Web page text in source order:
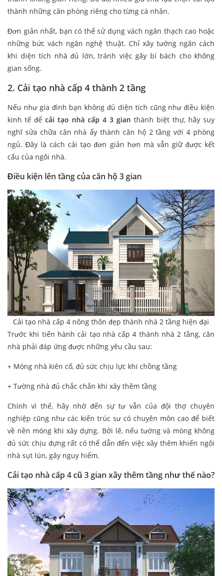
thành những căn phòng riêng cho từng cá nhân.
Đơn giản nhất, bạn có thể sử dụng vách ngăn thạch cao hoặc
những bức vách ngăn nghệ thuật. Chỉ xây tường ngăn cách
khi diện tích nhà đủ lớn, tránh việc gây bí bách cho không
gian sống.
2. Cải tạo nhà cấp 4 thành 2 tầng
Nếu như gia đình bạn không đủ diện tích cũng như điều kiện
kinh tế để cải tạo nhà cấp 4 3 gian thành biệt thự, hãy suy
nghĩ sửa chữa căn nhà ấy thành căn hộ 2 tầng với 4 phòng
ngủ. Đây là cách cải tạo đơn giản hơn mà vẫn giữ được kết
cấu của ngôi nhà.
Điều kiện lên tầng của căn hộ 3 gian
Cải tạo nhà cấp 4 nông thôn đẹp thành nhà 2 tầng hiện đại
Trước khi tiến hành cải tạo nhà cấp 4 thành nhà 2 tầng, căn
nhà phải đáp ứng được những yêu cầu sau:
+ Móng nhà kiên cố, đủ sức chịu lực khi chồng tầng
+ Tường nhà đủ chắc chắn khi xây thêm tầng
Chính vì thế, hãy nhờ đến sự tư vẫn của đội thợ chuyên
nghiệp cũng như các kiến trúc sư có chuyên môn cao để biết
về nền móng khi xây dựng. Bởi lẽ, nếu tường và móng không
đủ sức chịu đựng rất có thể dẫn đến việc xây thêm khiến ngôi
nhà sụt lún, gây nguy hiểm.
Cải tạo nhà cấp 4 cũ 3 gian xây thêm tầng như thế nào?